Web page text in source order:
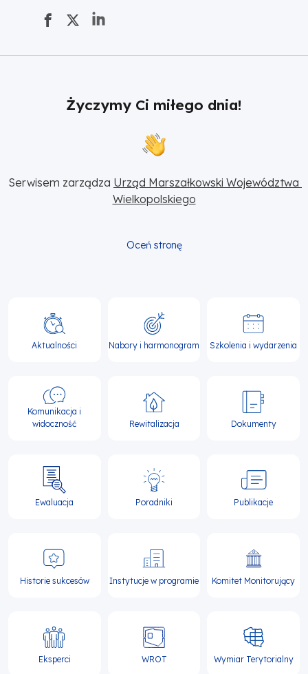
Życzymy Ci miłego dnia!
Serwisem zarządza Urząd Marszałkowski Województwa
Wielkopolskiego
Oceń stronę
Główna
nawigacja
Aktualności Nabory i harmonogram Szkolenia i wydarzenia
Komunikacja i
widoczność
Rewitalizacja Dokumenty
Ewaluacja Poradniki Publikacje
Historie sukcesów Instytucje w programie Komitet Monitorujący
Eksperci WROT Wymiar Terytorialny